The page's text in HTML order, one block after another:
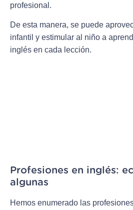
profesional.
De esta manera, se puede
infantil y estimular al niño a
inglés en cada lección.
Profesiones en inglés:
algunas
Hemos enumerado las